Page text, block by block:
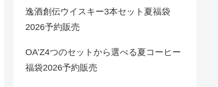
逸酒創伝ウイスキー3本セット夏福袋
2026予約販売
OA’Z4つのセットから選べる夏コーヒー
福袋2026予約販売